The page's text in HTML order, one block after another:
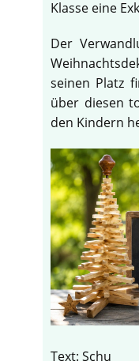
Klasse eine
Der
seinen Platz
über diesen
den Kindern
Text: Schu